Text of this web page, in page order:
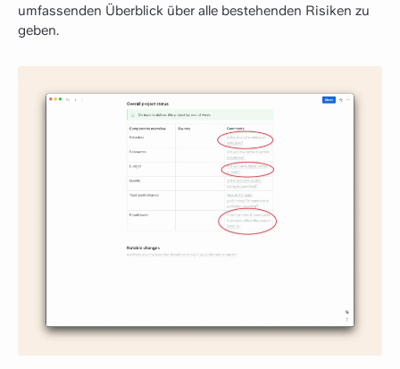
umfassenden Überblick über alle bestehenden Risiken zu
geben.